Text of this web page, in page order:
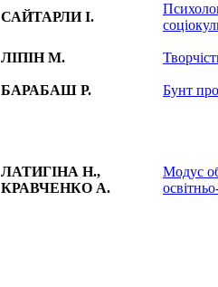
САЙТАРЛИ І.
ЛІПІН М.
БАРАБАШ Р. Бунт
ЛАТИГІНА Н.,
КРАВЧЕНКО А.
Модус